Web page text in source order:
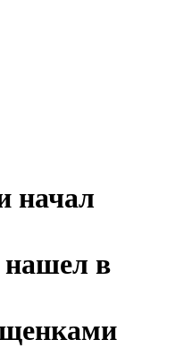
начал
нашел в